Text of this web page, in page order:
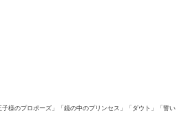
様のプロポーズ」「鏡の中のプリンセス」「ダウト」「誓い